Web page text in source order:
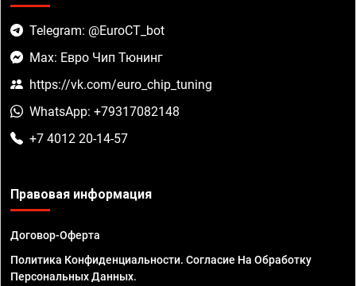
Telegram: @EuroCT_bot
Max: Евро Чип Тюнинг
https://vk.com/euro_chip_tuning
WhatsApp: +79317082148
+7 4012 20-14-57
Правовая информация
Договор-Оферта
Политика Конфиденциальности. Согласие На Обработку
Персональных Данных.